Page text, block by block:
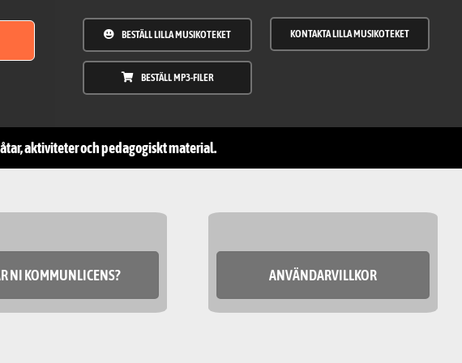
BESTÄLL LILLA MUSIKOTEKET
BESTÄLL MP3-FILER
KONTAKTA LILLA MUSIKOTEKET
aktiviteter och pedagogiskt material.
NI KOMMUNLICENS? ANVÄNDARVILLKOR